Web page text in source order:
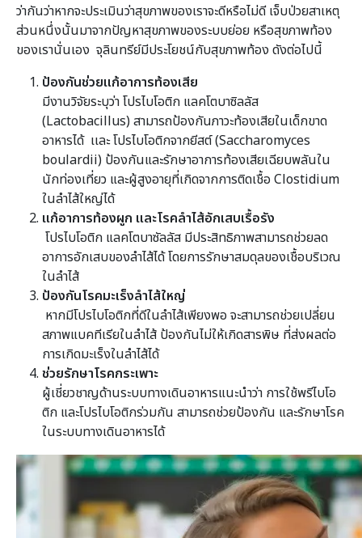
ว่ากันว่าหากจะประเมินว่าสุขภาพของเราจะดีหรือไม่ดี เจ็บป่วยสาเหตุ
ส่วนหนึ่งนั้นมาจากปัญหาสุขภาพของระบบย่อย หรือสุขภาพท้อง
ของเรานั่นเอง จุลินทรีย์มีประโยชน์กับสุขภาพท้อง ดังต่อไปนี้
ป้องกันช่วยแก้อาการท้องเสีย
มีงานวิจัยระบุว่า โปรไบโอติก แลคโตบาซิลลัส
(Lactobacillus) สามารถป้องกันภาวะท้องเสียในเด็กขาด
อาหารได้ เเละ โปรไบโอติกจากยีสต์ (Saccharomyces
boulardii) ป้องกันและรักษาอาการท้องเสียเฉียบพลันใน
นักท่องเที่ยว และผู้สูงอายุที่เกิดจากการติดเชื้อ Clostidium
ในลำไส้ใหญ่ได้
แก้อาการท้องผูก และโรคลำไส้อักเสบเรื้อรัง
โปรไบโอติก แลคโตบาซัลลัส มีประสิทธิภาพสามารถช่วยลด
อาการอักเสบของลำไส้ได้ โดยการรักษาสมดุลของเชื้อบริเวณ
ในลำไส้
ป้องกันโรคมะเร็งลำไส้ใหญ่
หากมีโปรไบโอติกที่ดีในลำไส้เพียงพอ จะสามารถช่วยเปลี่ยน
สภาพแบคทีเรียในลำไส้ ป้องกันไม่ให้เกิดสารพิษ ที่ส่งผลต่อ
การเกิดมะเร็งในลำไส้ได้
ช่วยรักษาโรคกระเพาะ
ผู้เชี่ยวชาญด้านระบบทางเดินอาหารแนะนำว่า การใช้พรีไบโอ
ติก และโปรไบโอติกร่วมกัน สามารถช่วยป้องกัน และรักษาโรค
ในระบบทางเดินอาหารได้